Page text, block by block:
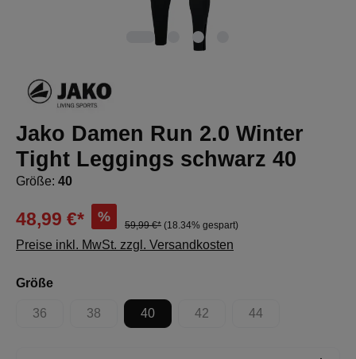
Jako Damen Run 2.0 Winter
Tight Leggings schwarz 40
Größe: 40
48,99 €* %
59,99 €* (18.34% gespart)
Preise inkl. MwSt. zzgl. Versandkosten
Größeauswählen
36
(Diese Option ist zurzeit nicht verfügbar.)
38
(Diese Option ist zurzeit nicht verfügbar.)
40 42
(Diese Option ist zurzeit nicht
44
(Diese Option ist